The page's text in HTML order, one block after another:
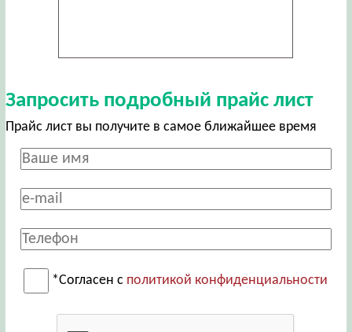
Запросить подробный прайс лист
Прайс лист вы получите в самое ближайшее время
*Согласен с политикой конфиденциальности